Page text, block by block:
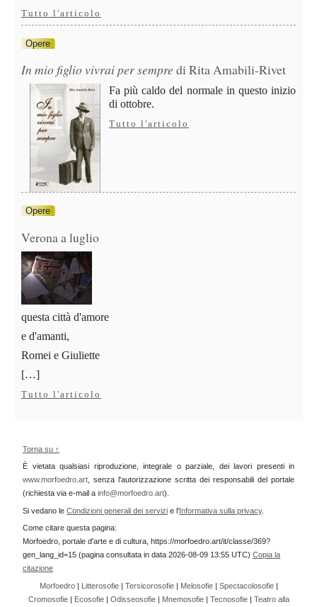
Tutto l'articolo
Opere
In mio figlio vivrai per sempre di Rita Amabili-Rivet
Fa più caldo del normale in questo inizio
di ottobre.
Tutto l'articolo
Opere
Verona a luglio
questa città d'amore
e d'amanti,
Romei e Giuliette
[…]
Tutto l'articolo
Torna su ↑
È vietata qualsiasi riproduzione, integrale o parziale, dei lavori presenti in
www.morfoedro.art , senza l'autorizzazione scritta dei responsabili del portale
(richiesta via e-mail a info@morfoedro.art).
Si vedano le Condizioni generali dei servizi e l'Informativa sulla privacy.
Come citare questa pagina:
Morfoedro, portale d'arte e di cultura, https://morfoedro.art/it/classe/369?
gen_lang_id=15 (pagina consultata in data 2026-08-09 13:55 UTC) Copia la
citazione
Morfoedro| Litterosofie| Tersicorosofie| Melosofie| Spectacolosofie|
Cromosofie| Ecosofie| Odisseosofie| Mnemosofie| Tecnosofie| Teatro alla